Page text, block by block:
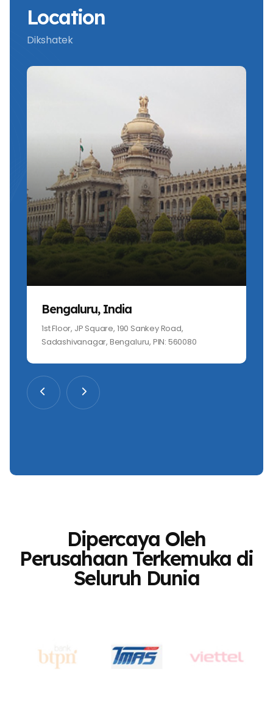
Location
Dikshatek
Bengaluru, India
1st Floor, JP Square, 190 Sankey Road,
Sadashivanagar, Bengaluru, PIN: 560080
Dipercaya Oleh
Perusahaan Terkemuka di
Seluruh Dunia